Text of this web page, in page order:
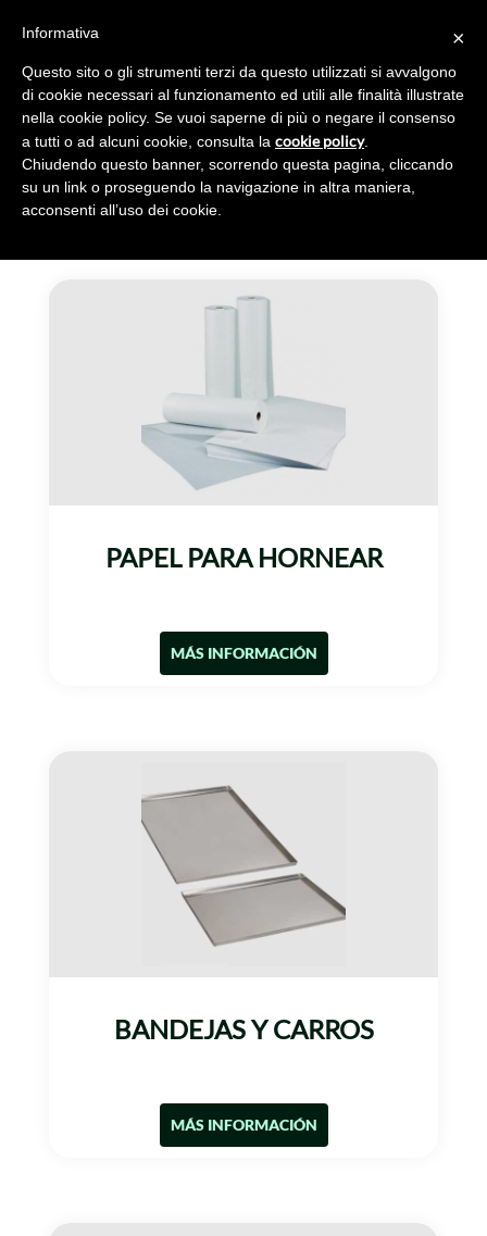
OTROS EQUIPOS
PAPEL PARA HORNEAR
MÁS INFORMACIÓN
BANDEJAS Y CARROS
MÁS INFORMACIÓN
×
Informativa
Questo sito o gli strumenti terzi da questo utilizzati si avvalgono
di cookie necessari al funzionamento ed utili alle finalità illustrate
nella cookie policy. Se vuoi saperne di più o negare il consenso
a tutti o ad alcuni cookie, consulta la cookie policy.
Chiudendo questo banner, scorrendo questa pagina, cliccando
su un link o proseguendo la navigazione in altra maniera,
acconsenti all’uso dei cookie.